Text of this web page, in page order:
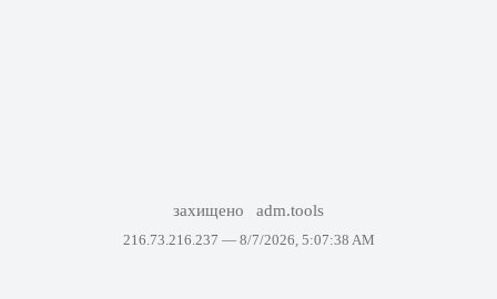
захищено adm.tools
216.73.216.237 — 8/7/2026, 5:07:38 AM